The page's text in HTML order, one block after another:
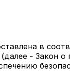
в
- Закон